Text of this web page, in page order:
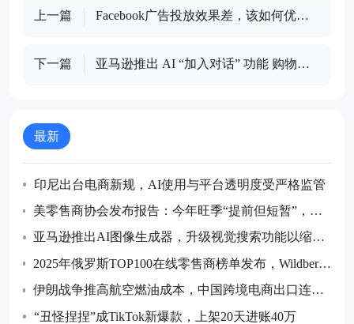
上一篇
Facebook广告投放效果差，该如何优
下一篇
亚马逊推出 AI “加入对话” 功能 购物可
最新
印尼出台电商新规，AI使用与平台透明度受严格监管
美零售商协会发布报告：今年旺季“提前但短暂”，预
计7月后货量回落
亚马逊推出AI图像生成器，升级视觉搜索功能以缩小
购物搜索范围
2025年俄罗斯TOP100在线零售商榜单发布，Wildberrie
s和Ozon继续领跑
伊朗战争推高航空燃油成本，中国跨境电商出口连续
五个月同比下降
“丑怪捏捏”成TikTok新爆款，上架20天进账40万